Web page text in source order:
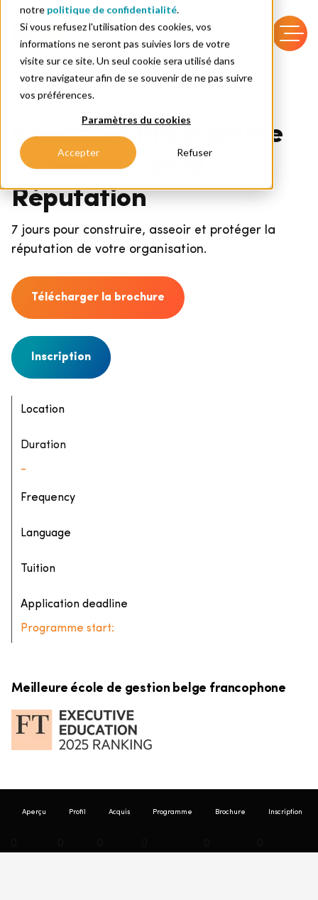
notre politique de confidentialité.
Si vous refusez l'utilisation des cookies, vos
informations ne seront pas suivies lors de votre
visite sur ce site. Un seul cookie sera utilisé dans
votre navigateur afin de se souvenir de ne pas suivre
vos préférences.
Paramètres du cookies
Accepter Refuser
Executive Programme
en Gestion de la
Réputation
7 jours pour construire, asseoir et protéger la
réputation de votre organisation.
Télécharger la brochure
Inscription
Location
Duration
-
Frequency
Language
Tuition
Application deadline
Programme start:
Meilleure école de gestion belge francophone
Aperçu Profil Acquis Programme Brochure Inscription